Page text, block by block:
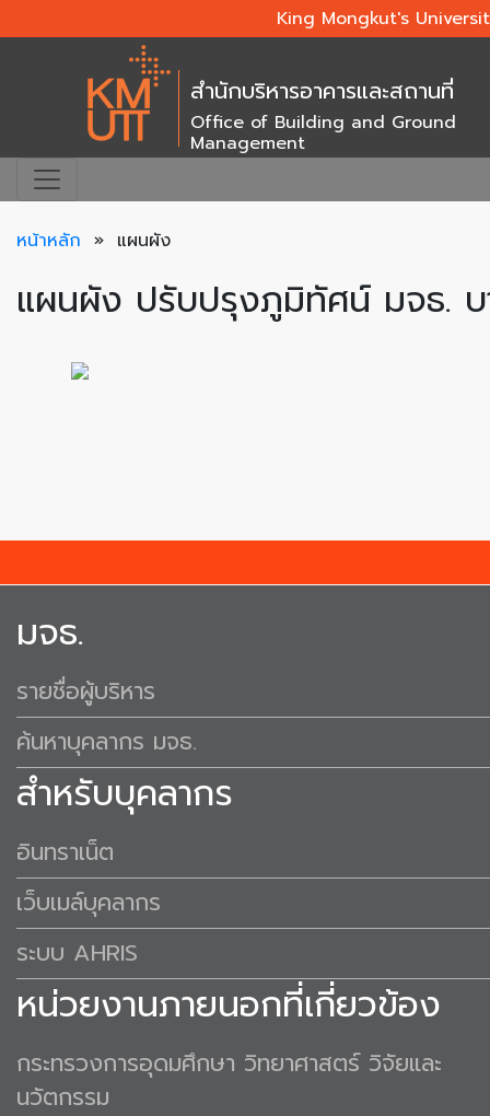
King Mongkut's
สำนักบริหารอาคารและสถานที่
Office of Building and Ground
Management
หน้าหลัก » แผนผัง
แผนผัง ปรับปรุงภูมิทัศน์ มจธ.
มจธ.
รายชื่อผู้บริหาร
ค้นหาบุคลากร มจธ.
สำหรับบุคลากร
อินทราเน็ต
เว็บเมล์บุคลากร
ระบบ AHRIS
หน่วยงานภายนอกที่เกี่ยวข้อง
กระทรวงการอุดมศึกษา วิทยาศาสตร์ วิจัยและ
นวัตกรรม